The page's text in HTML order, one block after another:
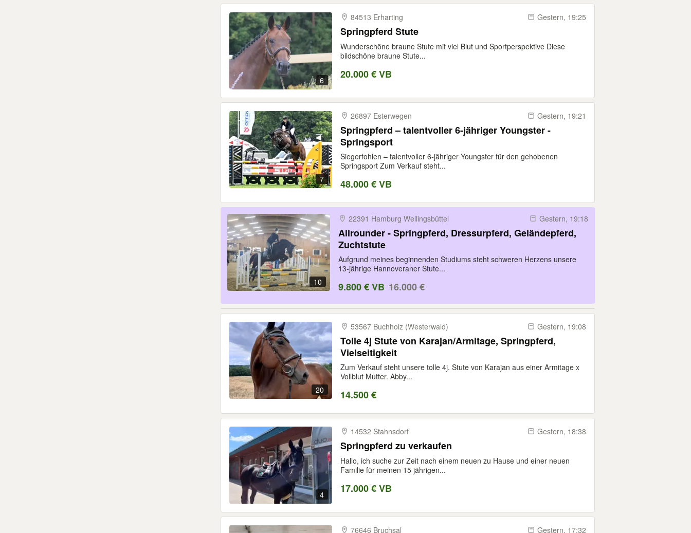
6
84513 Erharting Gestern, 19:25
Springpferd Stute
Wunderschöne braune Stute mit viel Blut und Sportperspektive Diese
bildschöne braune Stute...
20.000 € VB
7
26897 Esterwegen Gestern, 19:21
Springpferd – talentvoller 6-jähriger Youngster -
Springsport
Siegerfohlen – talentvoller 6-jähriger Youngster für den gehobenen
Springsport Zum Verkauf steht...
48.000 € VB
10
22391 Hamburg Wellingsbüttel Gestern, 19:18
Allrounder - Springpferd, Dressurpferd, Geländepferd,
Zuchtstute
Aufgrund meines beginnenden Studiums steht schweren Herzens unsere
13-jährige Hannoveraner Stute...
9.800 € VB 16.000 €
20
53567 Buchholz (Westerwald) Gestern, 19:08
Tolle 4j Stute von Karajan/Armitage, Springpferd,
Vielseitigkeit
Zum Verkauf steht unsere tolle 4j. Stute von Karajan aus einer Armitage x
Vollblut Mutter. Abby...
14.500 €
4
14532 Stahnsdorf Gestern, 18:38
Springpferd zu verkaufen
Hallo, ich suche zur Zeit nach einem neuen zu Hause und einer neuen
Familie für meinen 15 jährigen...
17.000 € VB
76646 Bruchsal Gestern, 17:32